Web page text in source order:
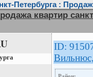
Петербурга :
квартир
ID: